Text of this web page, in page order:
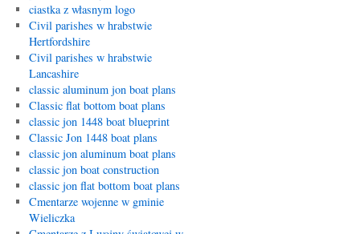
ciastka z własnym logo
Civil parishes w hrabstwie
Hertfordshire
Civil parishes w hrabstwie
Lancashire
classic aluminum jon boat plans
Classic flat bottom boat plans
classic jon 1448 boat blueprint
Classic Jon 1448 boat plans
classic jon aluminum boat plans
classic jon boat construction
classic jon flat bottom boat plans
Cmentarze wojenne w gminie
Wieliczka